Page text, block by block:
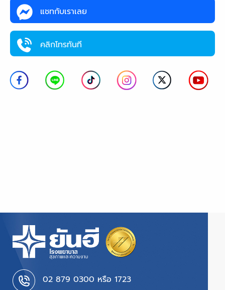
แชทกับเราเลย
คลิกโทรทันที
02 879 0300 หรือ 1723